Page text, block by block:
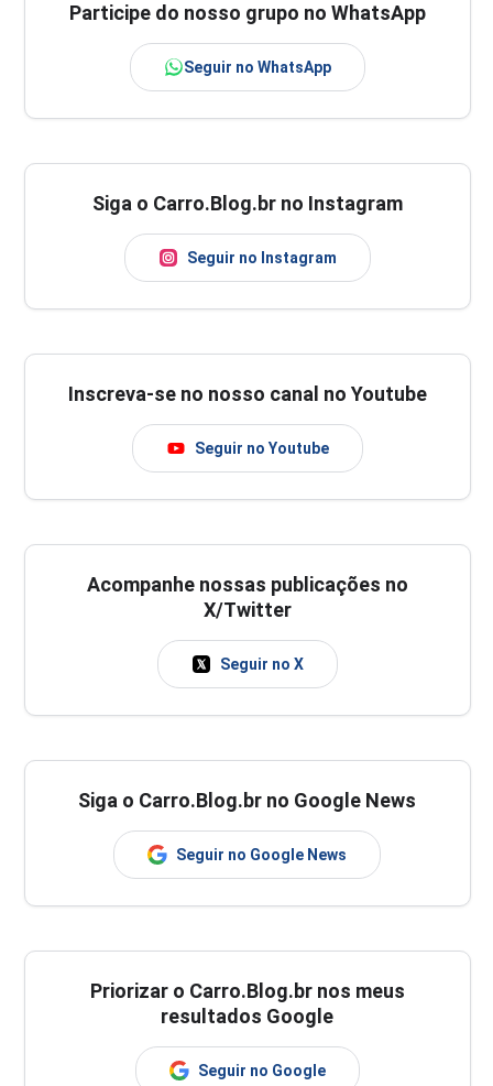
Participe do nosso grupo no WhatsApp
Seguir no WhatsApp
Siga o Carro.Blog.br no Instagram
Seguir no Instagram
Inscreva-se no nosso canal no Youtube
Seguir no Youtube
Acompanhe nossas publicações no
X/Twitter
Seguir no X
Siga o Carro.Blog.br no Google News
Seguir no Google News
Priorizar o Carro.Blog.br nos meus
resultados Google
Seguir no Google